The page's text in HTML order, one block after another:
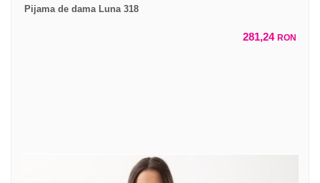
Pijama de dama Luna 318
281,24 RON